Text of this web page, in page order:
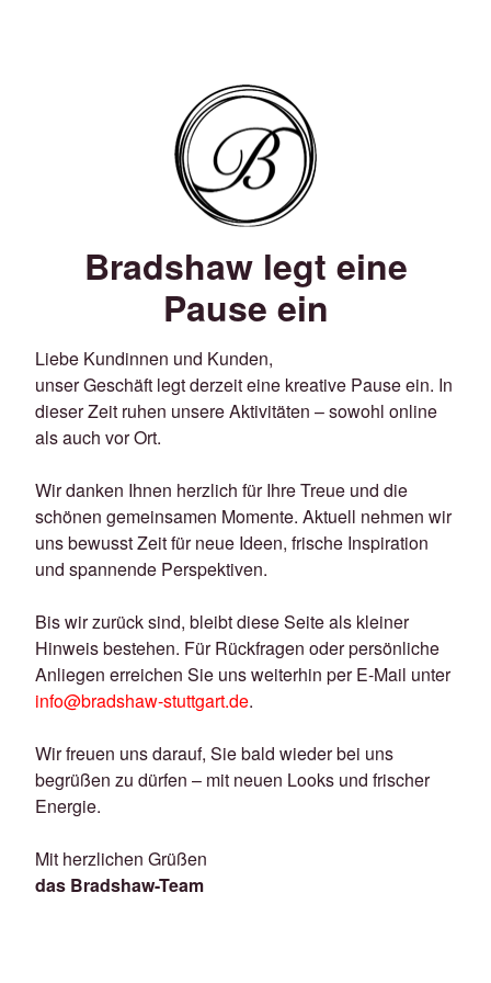
Bradshaw legt eine
Pause ein
Liebe Kundinnen und Kunden,
unser Geschäft legt derzeit eine kreative Pause ein. In
dieser Zeit ruhen unsere Aktivitäten – sowohl online
als auch vor Ort.
Wir danken Ihnen herzlich für Ihre Treue und die
schönen gemeinsamen Momente. Aktuell nehmen wir
uns bewusst Zeit für neue Ideen, frische Inspiration
und spannende Perspektiven.
Bis wir zurück sind, bleibt diese Seite als kleiner
Hinweis bestehen. Für Rückfragen oder persönliche
Anliegen erreichen Sie uns weiterhin per E-Mail unter
info@bradshaw-stuttgart.de.
Wir freuen uns darauf, Sie bald wieder bei uns
begrüßen zu dürfen – mit neuen Looks und frischer
Energie.
Mit herzlichen Grüßen
das Bradshaw-Team